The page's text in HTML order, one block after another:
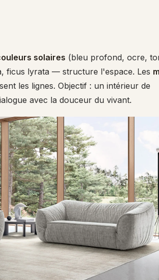
solaires (bleu profond, ocre,
ficus lyrata — structure l'espace. Les
les lignes. Objectif : un intérieur de
avec la douceur du vivant.